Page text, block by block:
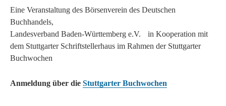
Eine Veranstaltung des Börsenverein des Deutschen
Buchhandels,
Landesverband Baden-Württemberg e.V. in Kooperation mit
dem Stuttgarter Schriftstellerhaus im Rahmen der Stuttgarter
Buchwochen
Anmeldung über die Stuttgarter Buchwochen